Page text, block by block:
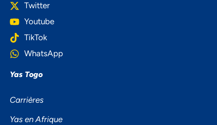
Twitter
Youtube
TikTok
WhatsApp
Yas Togo
Carrières
Yas en Afrique